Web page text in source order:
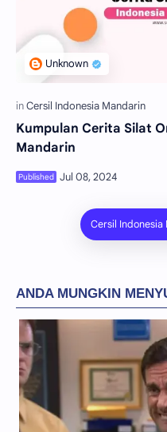
Kumpulan Cerita Silat
Mandarin